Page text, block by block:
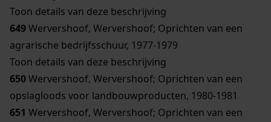
Toon details van deze beschrijving
649Wervershoof, Wervershoof; Oprichten van een
agrarische bedrijfsschuur, 1977-1979
Toon details van deze beschrijving
650Wervershoof, Wervershoof; Oprichten van een
opslagloods voor landbouwproducten, 1980-1981
651 Wervershoof, Wervershoof; Oprichten van een